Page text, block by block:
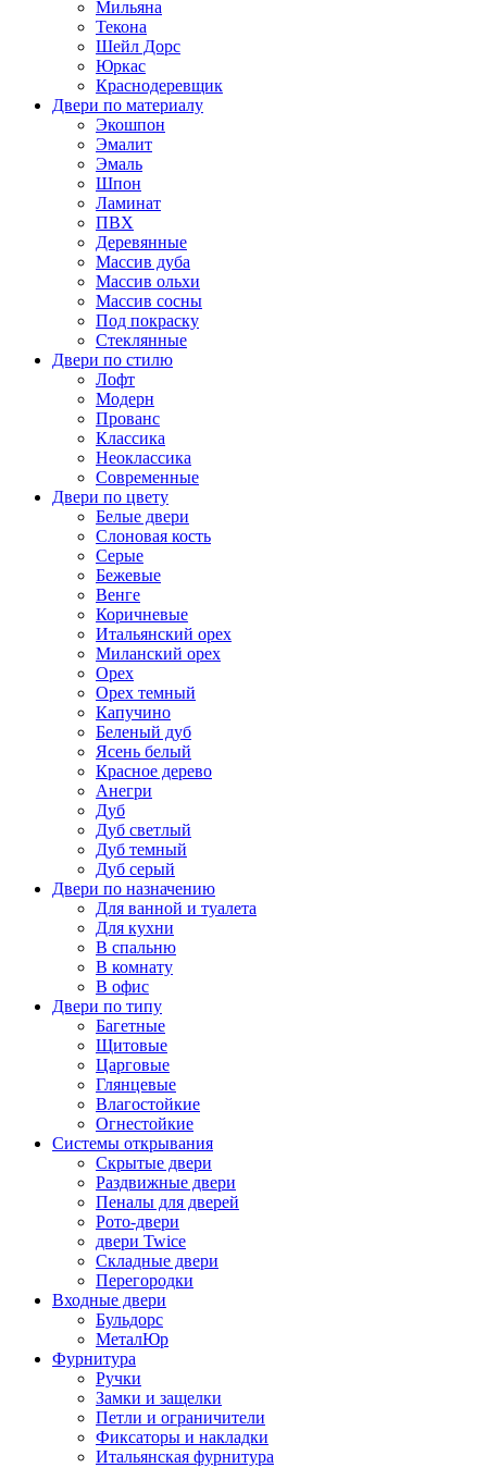
Мильяна
Текона
Шейл Дорс
Юркас
Краснодеревщик
Двери по материалу
Экошпон
Эмалит
Эмаль
Шпон
Ламинат
ПВХ
Деревянные
Массив дуба
Массив ольхи
Массив сосны
Под покраску
Стеклянные
Двери по стилю
Лофт
Модерн
Прованс
Классика
Неоклассика
Современные
Двери по цвету
Белые двери
Слоновая кость
Серые
Бежевые
Венге
Коричневые
Итальянский орех
Миланский орех
Орех
Орех темный
Капучино
Беленый дуб
Ясень белый
Красное дерево
Анегри
Дуб
Дуб светлый
Дуб темный
Дуб серый
Двери по назначению
Для ванной и туалета
Для кухни
В спальню
В комнату
В офис
Двери по типу
Багетные
Щитовые
Царговые
Глянцевые
Влагостойкие
Огнестойкие
Системы открывания
Скрытые двери
Раздвижные двери
Пеналы для дверей
Рото-двери
двери Twice
Складные двери
Перегородки
Входные двери
Бульдорс
МеталЮр
Фурнитура
Ручки
Замки и защелки
Петли и ограничители
Фиксаторы и накладки
Итальянская фурнитура